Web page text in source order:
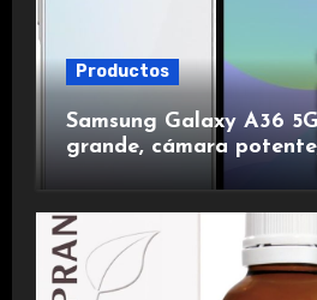
Productos
Samsung Galaxy A36
grande, cámara
duradera y carga
experiencia premium.